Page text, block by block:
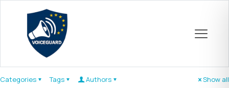
Categories Tags Authors Show all